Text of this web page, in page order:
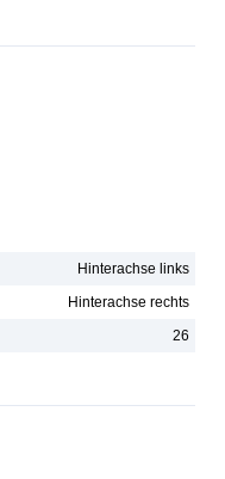
Hinterachse links
Hinterachse rechts
26